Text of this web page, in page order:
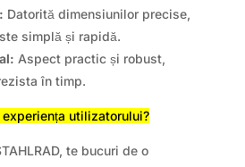
Datorită dimensiunilor precise,
simplă și rapidă.
Aspect practic și robust,
în timp.
utilizatorului?
te bucuri de o